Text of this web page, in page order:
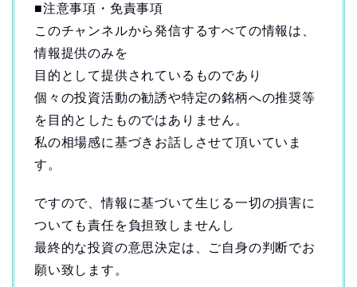
■注意事項・免責事項
このチャンネルから発信するすべての情報は、
情報提供のみを
目的として提供されているものであり
個々の投資活動の勧誘や特定の銘柄への推奨等
を目的としたものではありません。
私の相場感に基づきお話しさせて頂いていま
す。
ですので、情報に基づいて生じる一切の損害に
ついても責任を負担致しませんし
最終的な投資の意思決定は、ご自身の判断でお
願い致します。